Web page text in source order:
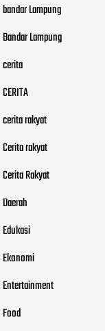
bandar Lampung
Bandar Lampung
cerita
CERITA
cerita rakyat
Cerita rakyat
Cerita Rakyat
Daerah
Edukasi
Ekonomi
Entertainment
Food